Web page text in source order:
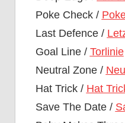
Poke Check /
Last Defence /
Goal Line / Torlinie
Neutral Zone /
Hat Trick / Hat
Save The Date /